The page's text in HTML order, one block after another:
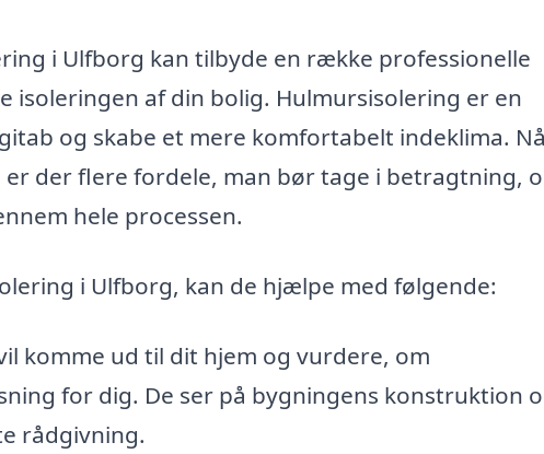
i Ulfborg kan tilbyde en række professionelle
isoleringen af din bolig. Hulmursisolering er en
og skabe et mere komfortabelt indeklima.
der flere fordele, man bør tage i betragtning,
hele processen.
i Ulfborg, kan de hjælpe med følgende:
komme ud til dit hjem og vurdere, om
for dig. De ser på bygningens konstruktion
rådgivning.